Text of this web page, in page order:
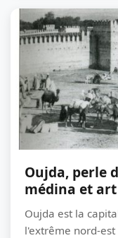
Oujda, perle
médina et art
Oujda est la
l'extrême nord-